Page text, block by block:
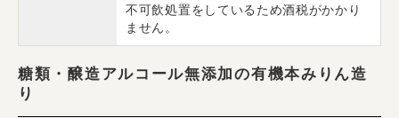
不可飲処置をしているため酒税がかかり
ません。
糖類・醸造アルコール無添加の有機本みりん造
り